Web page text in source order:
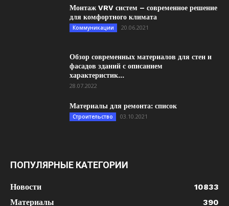
Монтаж VRV систем – современное решение
для комфортного климата
Коммуникации 20.06.2021
Обзор современных материалов для стен и
фасадов зданий с описанием
характеристик...
28.07.2022
Материалы для ремонта: список
Строительство 03.10.2021
ПОПУЛЯРНЫЕ КАТЕГОРИИ
Новости
10833
Материалы
390